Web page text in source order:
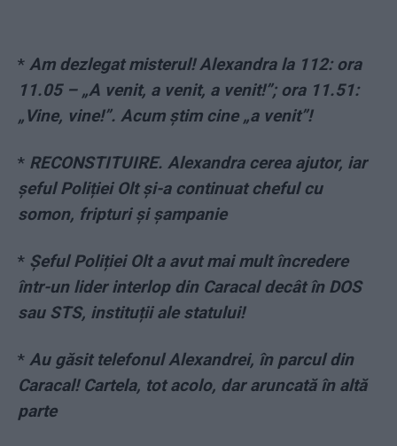
* Am dezlegat misterul! Alexandra la 112: ora
11.05 – „A venit, a venit, a venit!”; ora 11.51:
„Vine, vine!”. Acum știm cine „a venit”!
* RECONSTITUIRE. Alexandra cerea ajutor, iar
șeful Poliției Olt și-a continuat cheful cu
somon, fripturi și șampanie
* Șeful Poliției Olt a avut mai mult încredere
într-un lider interlop din Caracal decât în DOS
sau STS, instituții ale statului!
* Au găsit telefonul Alexandrei, în parcul din
Caracal! Cartela, tot acolo, dar aruncată în altă
parte